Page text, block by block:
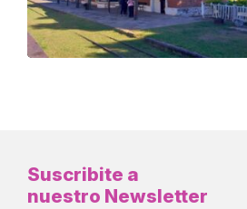
Suscribite a
nuestro Newsletter